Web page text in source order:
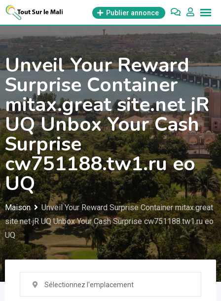
Aller
contenu
Publier annonce
Unveil Your Reward
Surprise Container
mitax.great site.net jR
UQ Unbox Your Cash
Surprise
cw751188.tw1.ru eo
UQ
Maison
Unveil Your Reward Surprise Container mitax.great
site.net jR UQ Unbox Your Cash Surprise cw751188.tw1.ru eo
UQ
Sélectionnez l'emplacement